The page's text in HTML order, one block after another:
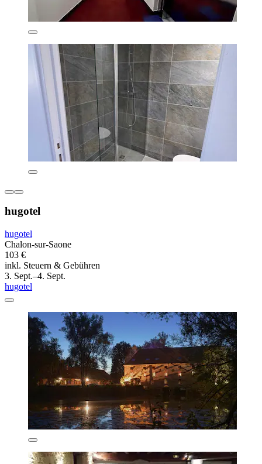
hugotel
hugotel
Chalon-sur-Saone
103 €
inkl. Steuern & Gebühren
3. Sept.–4. Sept.
hugotel